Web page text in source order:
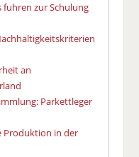
fuhren zur Schulung
an
Parkettleger
Produktion in der